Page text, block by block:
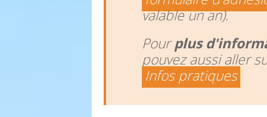
valable un an).
Pourplus
pouvez aussi aller
Infos pratiques